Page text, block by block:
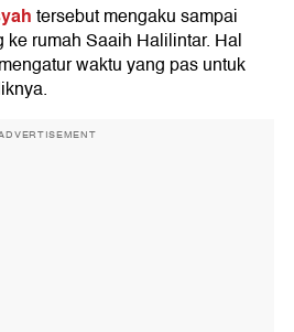
tersebut mengaku sampai
rumah Saaih Halilintar. Hal
waktu yang pas untuk